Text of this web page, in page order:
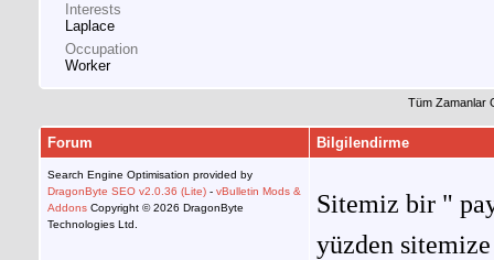
Interests
Laplace
Occupation
Worker
Tüm Zamanlar
Forum Bilgilendirme
Search Engine Optimisation provided by
DragonByte SEO v2.0.36 (Lite) - vBulletin Mods &
Addons Copyright © 2026 DragonByte
Technologies Ltd.
Sitemiz bir "
yüzden